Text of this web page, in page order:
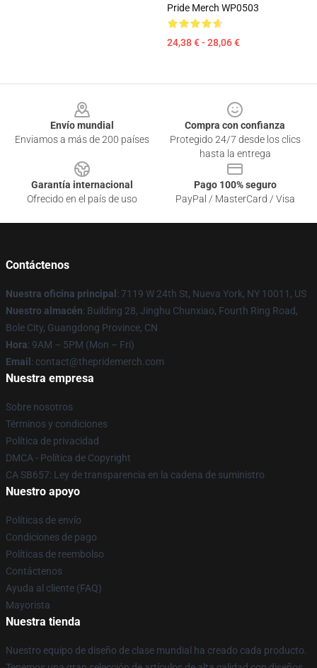
Pride Merch WP0503
24,38 € - 28,06 €
Envío mundial
Enviamos a más de 200 países
Compra con confianza
Protegido 24/7 desde los clics
hasta la entrega
Garantía internacional
Ofrecido en el país de uso
Pago 100% seguro
PayPal / MasterCard / Visa
Contáctenos
Nuestra oficina principal : 7119 W 24th St, Nueva York, NY 10011, US
Nuestro almacén: Building 28, Jinghu Chunxiao, Fourth Ring Road,
Bole City, Guangdong Province, CN
Hora: 9AM – 5PM (Mon – Fri)
Email : contact@thepridemerch.com
Nuestra empresa
Sobre nosotros
Términos y condiciones
Política de privacidad
DMCA - Política de Copyright
CA SB657: Ley de transparencia en la cadena de suministro
Nuestro apoyo
Políticas de envío
Condiciones de pago
Políticas de reembolso
Contáctenos
Ayuda al cliente (FAQ)
Mayorista
Nuestra tienda
Nuestro equipo de diseño de clase mundial ha creado cada producto.